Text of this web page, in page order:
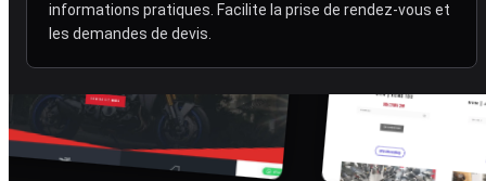
informations pratiques. Facilite la prise de rendez-vous et
les demandes de devis.